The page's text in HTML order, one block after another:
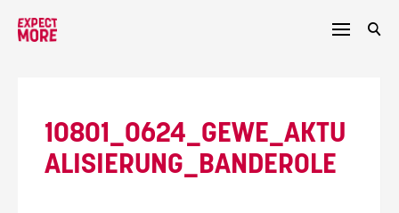
10801_0624_GEWE_AKTU
ALISIERUNG_BANDEROLE